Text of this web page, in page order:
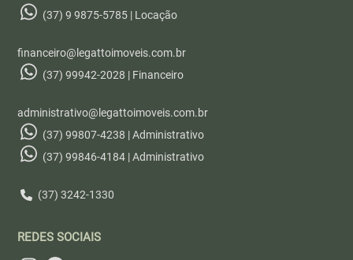
(37) 9 9875-5785 | Locação
financeiro@legattoimoveis.com.br
(37) 99942-2028 | Financeiro
administrativo@legattoimoveis.com.br
(37) 99807-4238 | Administrativo
(37) 99846-4184 | Administrativo
(37) 3242-1330
REDES SOCIAIS